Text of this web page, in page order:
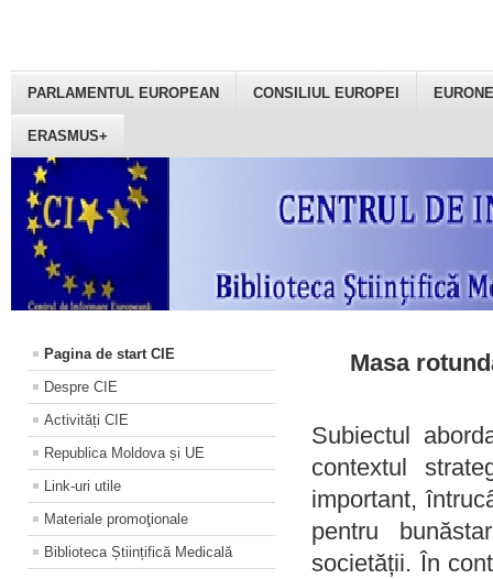
PARLAMENTUL EUROPEAN CONSILIUL EUROPEI
ERASMUS+
Pagina de start CIE
Despre CIE
Activități CIE
Republica Moldova și UE
Link-uri utile
Materiale promoţionale
Biblioteca Științifică Medicală
Masa
Subiectul
contextul
important,
pentru
societății. În